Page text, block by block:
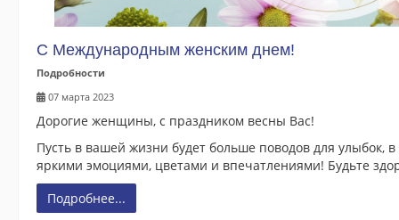
С Международным женским днем!
Подробности
07 марта 2023
Дорогие женщины, с праздником весны Вас!
Пусть в вашей жизни будет больше поводов для улыбок,
яркими эмоциями, цветами и впечатлениями! Будьте
Подробнее...